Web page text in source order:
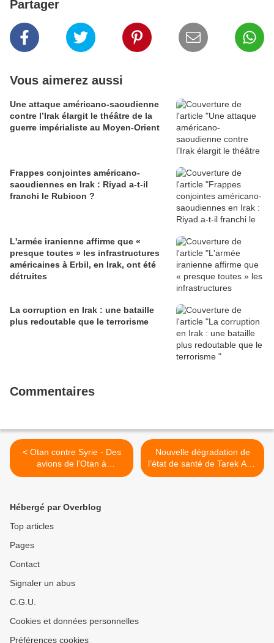
Partager
Vous aimerez aussi
Une attaque américano-saoudienne
contre l’Irak élargit le théâtre de la
guerre impérialiste au Moyen-Orient
Frappes conjointes américano-
saoudiennes en Irak : Riyad a-t-il
franchi le Rubicon ?
L'armée iranienne affirme que «
presque toutes » les infrastructures
américaines à Erbil, en Irak, ont été
détruites
La corruption en Irak : une bataille
plus redoutable que le terrorisme
Commentaires
< Otan contre Syrie - Des
avions de l’Otan à
Iskenderun
Nouvelle dégradation de
l’état de santé de Tarek Aziz
>
Hébergé par Overblog
Top articles
Pages
Contact
Signaler un abus
C.G.U.
Cookies et données personnelles
Préférences cookies